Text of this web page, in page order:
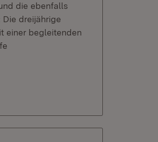
die ebenfalls
dreijährige
einer begleitenden